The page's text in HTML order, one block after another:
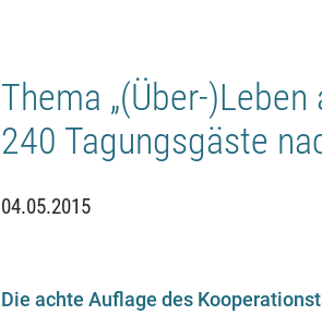
Thema „(Über-
240 Tagungsgäste
04.05.2015
Die achte Auflage des